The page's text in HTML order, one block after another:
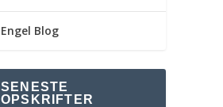
Engel Blog
SENESTE
OPSKRIFTER